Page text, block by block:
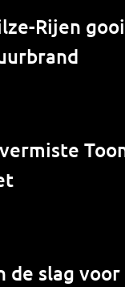
Rijen
de slag